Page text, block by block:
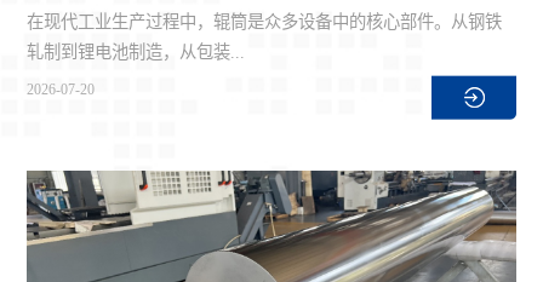
在现代工业生产过程中，辊筒是众多设备中的核心部件。从钢铁
轧制到锂电池制造，从包装...
2026-07-20